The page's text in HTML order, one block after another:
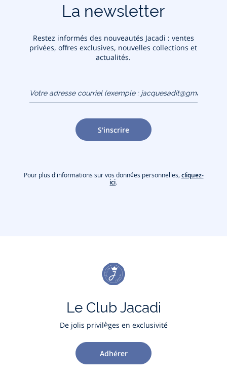
La newsletter
Restez informés des nouveautés Jacadi : ventes
privées, offres exclusives, nouvelles collections et
actualités.
(exemple :
jacquesadit@gmail.com)
S'inscrire
Pour plus d'informations sur vos données personnelles, cliquez-
ici.
Le Club Jacadi
De jolis privilèges en exclusivité
Adhérer